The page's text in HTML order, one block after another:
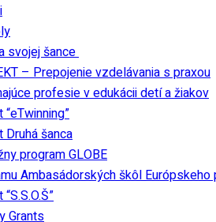
svojej šance
– Prepojenie vzdelávania s praxou
profesie v edukácii detí a žiakov
Druhá šanca
program GLOBE
Ambasádorských škôl Európskeho
Grants